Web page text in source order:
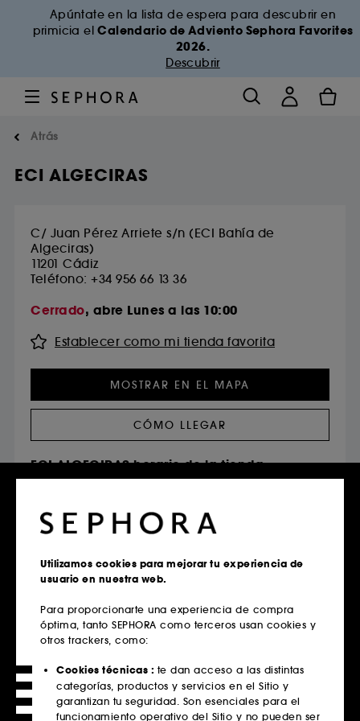
Apúntate en la lista de espera para descubrir en
primicia elCalendario de Adviento Sephora Favorites
2026.
Descubrir
Atrás
ECI ALGECIRAS
C/ Juan Pérez Arriete s/n (ECI Bahía de
Algeciras)
11201 Cádiz
Teléfono: +34 956 66 13 36
Cerrado, abre Lunes a las 10:00
Establecer como mi tienda favorita
MOSTRAR EN EL MAPA
CÓMO LLEGAR
ECI ALGECIRAS horario de la tienda
Domingo
Cerrada
Martes
Jueves
10:00 - 22:00
Viernes
Sábado
10:00 - 22:00
VER TODOS LOS SERVICIOS
Utilizamos cookies para mejorar tu experiencia de
usuario en nuestra web.
Para proporcionarte una experiencia de compra
óptima, tanto SEPHORA como terceros usan cookies y
otros trackers, como:
Cookies técnicas : te dan acceso a las distintas
categorías, productos y servicios en el Sitio y
garantizan tu seguridad. Son esenciales para el
funcionamiento operativo del Sitio y no pueden ser